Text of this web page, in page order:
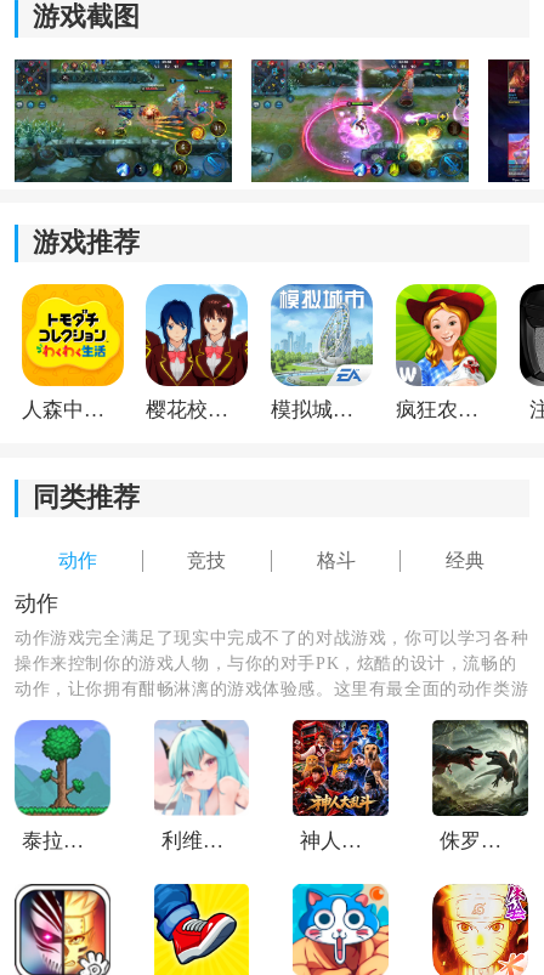
1.全球5V5竞技手机游戏，融合了最经典的MOBA竞技游
戏元素，操作流畅流畅；
2.选择您最喜欢的英雄角色，召集三个或五个朋友组成一
3.快速比赛，巅峰比赛，一秒无间断，快节奏的游戏玩法
可让您快速释放自己的技能来与世界搏斗。
1、参与官方限时活动获取钻石奖励。游戏会不定期开放
签到活动、挑战活动或节日玩法，完成指定任务即可领
取钻石。
游戏截图
游戏推荐
人森中文版 樱花校园模拟器1.048.00中文版 模拟城市我是巿长联机版 疯狂农场3美国派19
同类推荐
动作 竞技 格斗 经典
动作
动作游戏完全满足了现实中完成不了的对战游戏，你可以学习各种
操作来控制你的游戏人物，与你的对手PK，炫酷的设计，流畅的
动作，让你拥有酣畅淋漓的游戏体验感。这里有最全面的动作类游
泰拉瑞亚灾厄 利维坦协议奥德赛 神人大乱斗 侏罗纪冲突中文版